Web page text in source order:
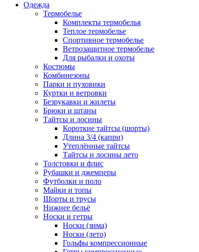
Одежда
Термобелье
Комплекты термобелья
Теплое термобелье
Спортивное термобелье
Ветрозащитное термобелье
Для рыбалки и охоты
Костюмы
Комбинезоны
Парки и пуховики
Куртки и ветровки
Безрукавки и жилеты
Брюки и штаны
Тайтсы и лосины
Короткие тайтсы (шорты)
Длина 3/4 (капри)
Утеплённые тайтсы
Тайтсы и лосины лето
Толстовки и флис
Рубашки и джемперы
Футболки и поло
Майки и топы
Шорты и трусы
Нижнее бельё
Носки и гетры
Носки (зима)
Носки (лето)
Гольфы компрессионные